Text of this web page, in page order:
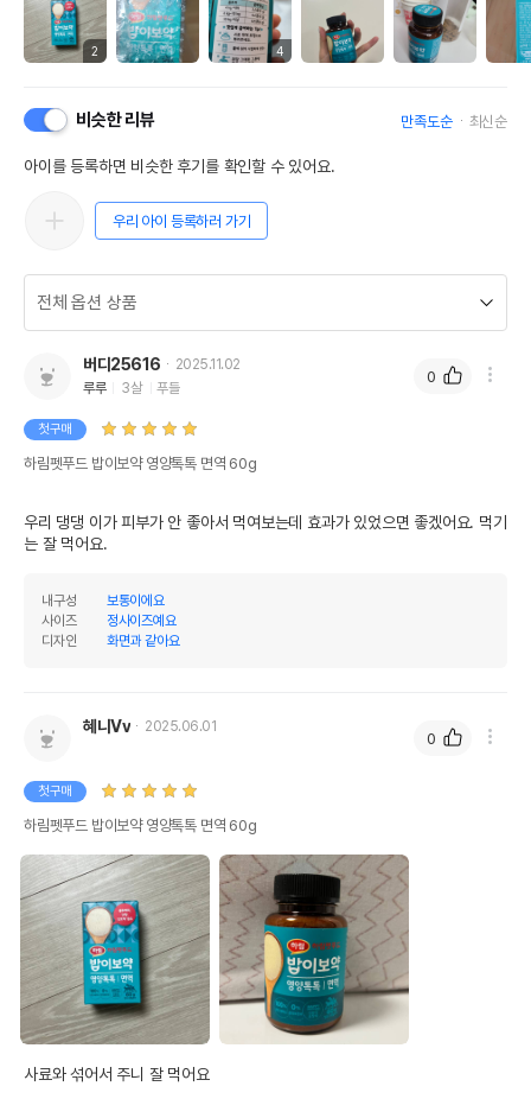
2 4
비슷한 리뷰 만족도순 최신순
아이를 등록하면 비슷한 후기를 확인할 수 있어요.
우리 아이 등록하러 가기
버디25616
2025.11.02
루루
3살 푸들
첫구매
하림펫푸드 밥이보약 영양톡톡 면역 60g
우리 댕댕 이가 피부가 안 좋아서 먹여보는데 효과가 있었으면 좋겠어요. 먹기
는 잘 먹어요.
내구성
보통이에요
사이즈
정사이즈예요
디자인
화면과 같아요
0
혜니Vv 2025.06.01
첫구매
하림펫푸드 밥이보약 영양톡톡 면역 60g
사료와 섞어서 주니 잘 먹어요
0